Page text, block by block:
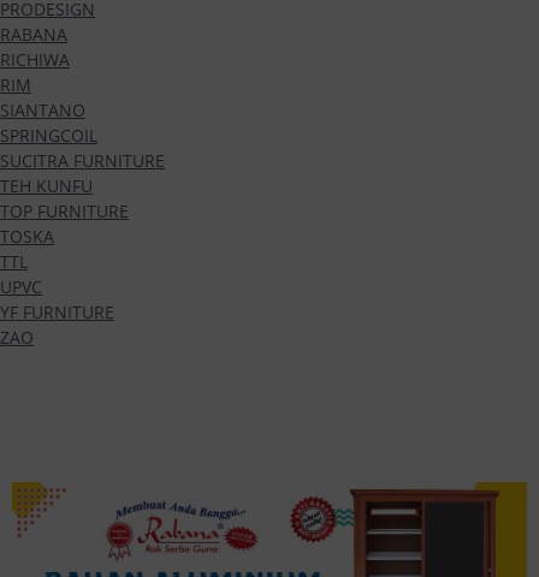
PRODESIGN
RABANA
RICHIWA
RIM
SIANTANO
SPRINGCOIL
SUCITRA FURNITURE
TEH KUNFU
TOP FURNITURE
TOSKA
TTL
UPVC
YF FURNITURE
ZAO